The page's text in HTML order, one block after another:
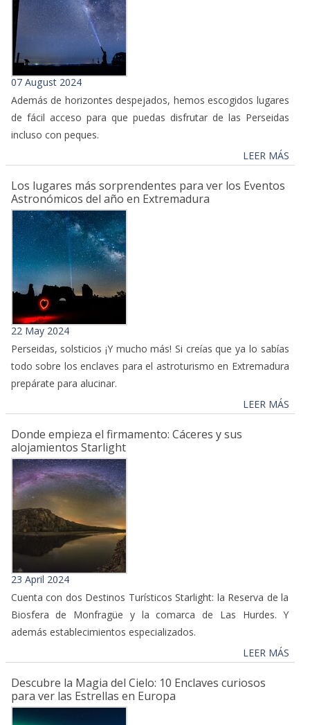
07 August 2024
Además de horizontes despejados, hemos escogidos lugares
de fácil acceso para que puedas disfrutar de las Perseidas
incluso con peques.
LEER MÁS
Los lugares más sorprendentes para ver los Eventos
Astronómicos del año en Extremadura
22 May 2024
Perseidas, solsticios ¡Y mucho más! Si creías que ya lo sabías
todo sobre los enclaves para el astroturismo en Extremadura
prepárate para alucinar.
LEER MÁS
Donde empieza el firmamento: Cáceres y sus
alojamientos Starlight
23 April 2024
Cuenta con dos Destinos Turísticos Starlight: la Reserva de la
Biosfera de Monfragüe y la comarca de Las Hurdes. Y
además establecimientos especializados.
LEER MÁS
Descubre la Magia del Cielo: 10 Enclaves curiosos
para ver las Estrellas en Europa